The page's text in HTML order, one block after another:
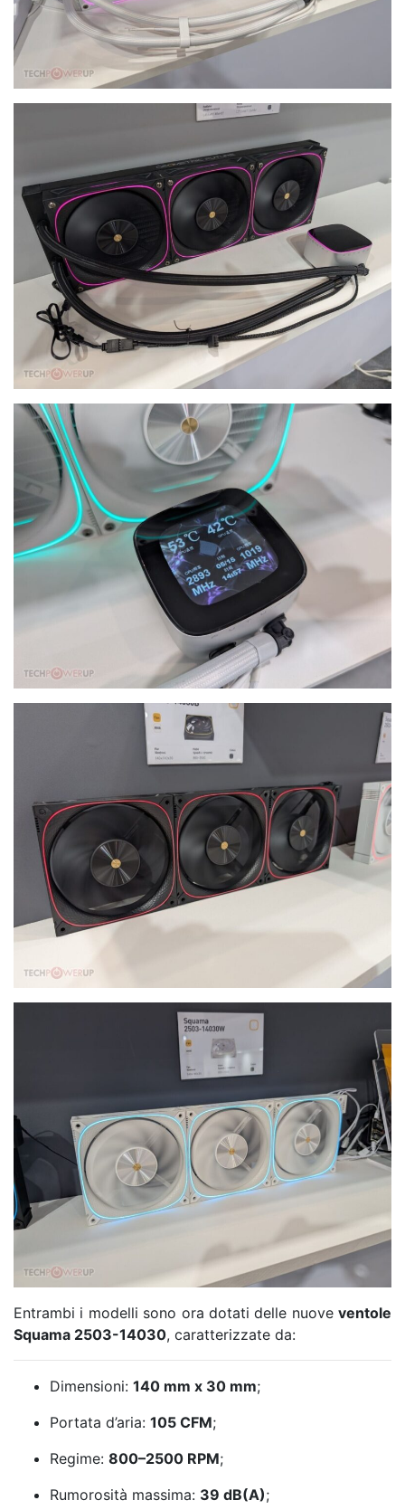
Entrambi i modelli sono ora dotati delle nuove ventole
Squama 2503-14030, caratterizzate da:
Dimensioni: 140 mm x 30 mm;
Portata d’aria: 105 CFM;
Regime: 800–2500 RPM;
Rumorosità massima: 39 dB(A);